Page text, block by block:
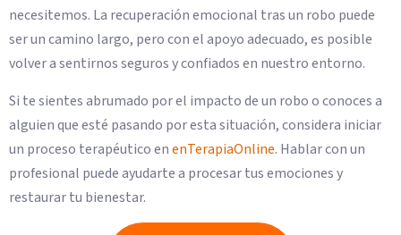
necesitemos. La recuperación emocional tras un robo puede
ser un camino largo, pero con el apoyo adecuado, es posible
volver a sentirnos seguros y confiados en nuestro entorno.
Si te sientes abrumado por el impacto de un robo o conoces a
alguien que esté pasando por esta situación, considera iniciar
un proceso terapéutico enenTerapiaOnline. Hablar con un
profesional puede ayudarte a procesar tus emociones y
restaurar tu bienestar.